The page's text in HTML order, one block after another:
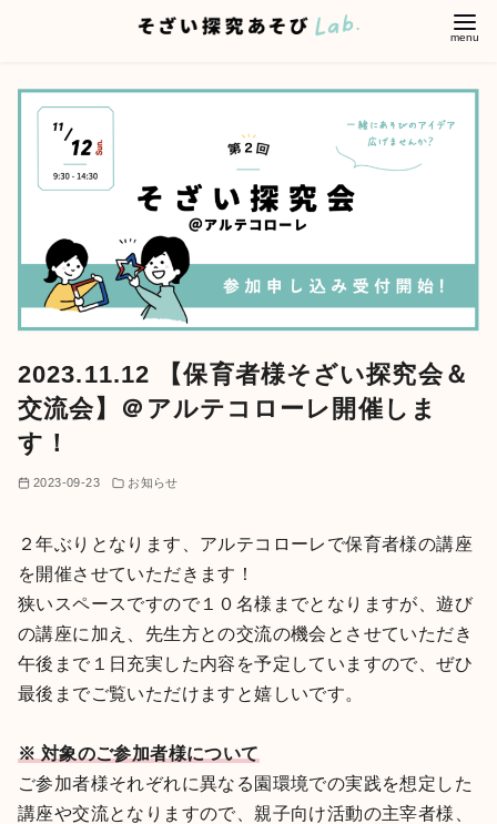
2023.11.12 【保育者様そざい探究会＆
交流会】＠アルテコローレ開催しま
す！
2023-09-23 お知らせ
２年ぶりとなります、アルテコローレで保育者様の講座
を開催させていただきます！
狭いスペースですので１０名様までとなりますが、遊び
の講座に加え、先生方との交流の機会とさせていただき
午後まで１日充実した内容を予定していますので、ぜひ
最後までご覧いただけますと嬉しいです。
※ 対象のご参加者様について
ご参加者様それぞれに異なる園環境での実践を想定した
講座や交流となりますので、親子向け活動の主宰者様、